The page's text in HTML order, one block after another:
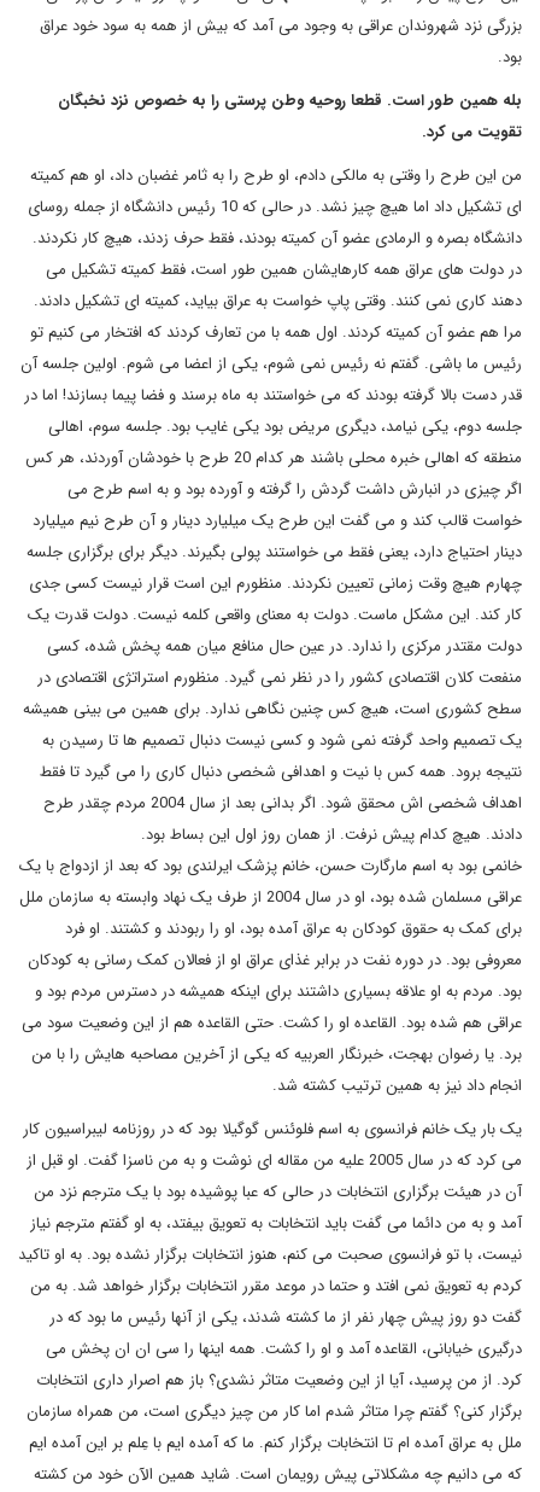
بزرگی نزد شهروندان عراقی به وجود می آمد که بیش از همه به سود خود عراق
بود.
بله همین طور است. قطعا روحیه وطن پرستی را به خصوص نزد نخبگان
تقویت می کرد.
من این طرح را وقتی به مالکی دادم، او طرح را به ثامر غضبان داد، او هم کمیته
ای تشکیل داد اما هیچ چیز نشد. در حالی که 10 رئیس دانشگاه از جمله روسای
دانشگاه بصره و الرمادی عضو آن کمیته بودند، فقط حرف زدند، هیچ کار نکردند.
در دولت های عراق همه کارهایشان همین طور است، فقط کمیته تشکیل می
دهند کاری نمی کنند. وقتی پاپ خواست به عراق بیاید، کمیته ای تشکیل دادند.
مرا هم عضو آن کمیته کردند. اول همه با من تعارف کردند که افتخار می کنیم تو
رئیس ما باشی. گفتم نه رئیس نمی شوم، یکی از اعضا می شوم. اولین جلسه آن
قدر دست بالا گرفته بودند که می خواستند به ماه برسند و فضا پیما بسازند! اما در
جلسه دوم، یکی نیامد، دیگری مریض بود یکی غایب بود. جلسه سوم، اهالی
منطقه که اهالی خبره محلی باشند هر کدام 20 طرح با خودشان آوردند، هر کس
اگر چیزی در انبارش داشت گردش را گرفته و آورده بود و به اسم طرح می
خواست قالب کند و می گفت این طرح یک میلیارد دینار و آن طرح نیم میلیارد
دینار احتیاج دارد، یعنی فقط می خواستند پولی بگیرند. دیگر برای برگزاری جلسه
چهارم هیچ وقت زمانی تعیین نکردند. منظورم این است قرار نیست کسی جدی
کار کند. این مشکل ماست. دولت به معنای واقعی کلمه نیست. دولت قدرت یک
دولت مقتدر مرکزی را ندارد. در عین حال منافع میان همه پخش شده، کسی
منفعت کلان اقتصادی کشور را در نظر نمی گیرد. منظورم استراتژی اقتصادی در
سطح کشوری است، هیچ کس چنین نگاهی ندارد. برای همین می بینی همیشه
یک تصمیم واحد گرفته نمی شود و کسی نیست دنبال تصمیم ها تا رسیدن به
نتیجه برود. همه کس با نیت و اهدافی شخصی دنبال کاری را می گیرد تا فقط
اهداف شخصی اش محقق شود. اگر بدانی بعد از سال 2004 مردم چقدر طرح
دادند. هیچ کدام پیش نرفت. از همان روز اول این بساط بود.
خانمی بود به اسم مارگارت حسن، خانم پزشک ایرلندی بود که بعد از ازدواج با یک
عراقی مسلمان شده بود، او در سال 2004 از طرف یک نهاد وابسته به سازمان ملل
برای کمک به حقوق کودکان به عراق آمده بود، او را ربودند و کشتند. او فرد
معروفی بود. در دوره نفت در برابر غذای عراق او از فعالان کمک رسانی به کودکان
بود. مردم به او علاقه بسیاری داشتند برای اینکه همیشه در دسترس مردم بود و
عراقی هم شده بود. القاعده او را کشت. حتی القاعده هم از این وضعیت سود می
برد. یا رضوان بهجت، خبرنگار العربیه که یکی از آخرین مصاحبه هایش را با من
انجام داد نیز به همین ترتیب کشته شد.
یک بار یک خانم فرانسوی به اسم فلوئنس گوگیلا بود که در روزنامه لیبراسیون کار
می کرد که در سال 2005 علیه من مقاله ای نوشت و به من ناسزا گفت. او قبل از
آن در هیئت برگزاری انتخابات در حالی که عبا پوشیده بود با یک مترجم نزد من
آمد و به من دائما می گفت باید انتخابات به تعویق بیفتد، به او گفتم مترجم نیاز
نیست، با تو فرانسوی صحبت می کنم، هنوز انتخابات برگزار نشده بود. به او تاکید
کردم به تعویق نمی افتد و حتما در موعد مقرر انتخابات برگزار خواهد شد. به من
گفت دو روز پیش چهار نفر از ما کشته شدند، یکی از آنها رئیس ما بود که در
درگیری خیابانی، القاعده آمد و او را کشت. همه اینها را سی ان ان پخش می
کرد. از من پرسید، آیا از این وضعیت متاثر نشدی؟ باز هم اصرار داری انتخابات
برگزار کنی؟ گفتم چرا متاثر شدم اما کار من چیز دیگری است، من همراه سازمان
ملل به عراق آمده ام تا انتخابات برگزار کنم. ما که آمده ایم با عِلم بر این آمده ایم
که می دانیم چه مشکلاتی پیش رویمان است. شاید همین الآن خود من کشته